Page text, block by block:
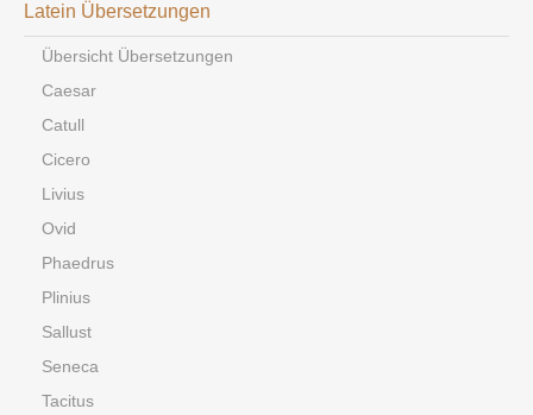
Latein Übersetzungen
Übersicht Übersetzungen
Caesar
Catull
Cicero
Livius
Ovid
Phaedrus
Plinius
Sallust
Seneca
Tacitus